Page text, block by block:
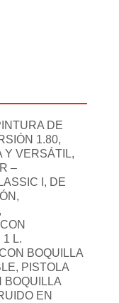
DE
1.80,
Y VERSÁTIL,
–
I, DE
1 L.
BOQUILLA
PISTOLA
BOQUILLA
EN